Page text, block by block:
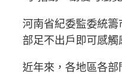
河南省紀委監委統
部足不出戶即可感
近年來，各地區各